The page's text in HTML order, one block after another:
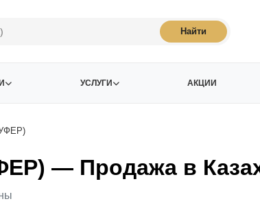
Найти
УСЛУГИ АКЦИИ
— Продажа в